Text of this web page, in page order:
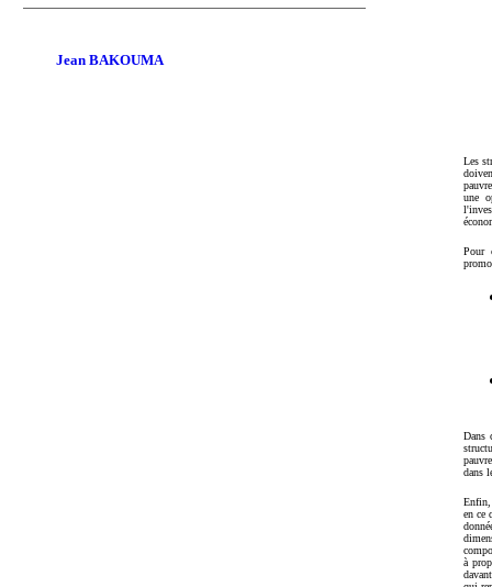
Jean BAKOUMA
Les
une
Pour
Dans
dans
Enfin,
en ce
à